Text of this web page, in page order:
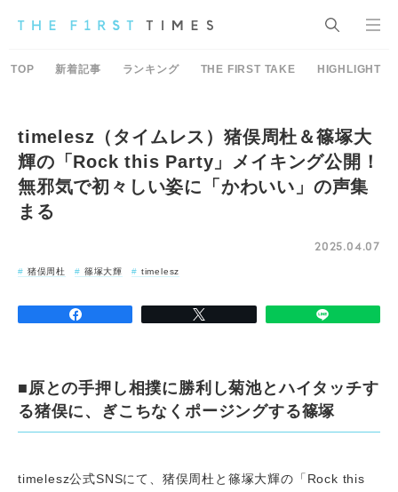
TOP 新着記事 ランキング THE FIRST TAKE HIGHLIGHT
timelesz（タイムレス）猪俣周杜＆篠塚大
輝の「Rock this Party」メイキング公開！
無邪気で初々しい姿に「かわいい」の声集
まる
2025.04.07
猪俣周杜 篠塚大輝 timelesz
■原との手押し相撲に勝利し菊池とハイタッチす
る猪俣に、ぎこちなくポージングする篠塚
timelesz公式SNSにて、猪俣周杜と篠塚大輝の「Rock this